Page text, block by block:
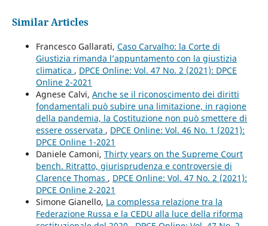
Similar Articles
Francesco Gallarati, Caso Carvalho: la Corte di
Giustizia rimanda l’appuntamento con la giustizia
climatica , DPCE Online: Vol. 47 No. 2 (2021): DPCE
Online 2-2021
Agnese Calvi, Anche se il riconoscimento dei diritti
fondamentali può subire una limitazione, in ragione
della pandemia, la Costituzione non può smettere di
essere osservata , DPCE Online: Vol. 46 No. 1 (2021):
DPCE Online 1-2021
Daniele Camoni, Thirty years on the Supreme Court
bench. Ritratto, giurisprudenza e controversie di
Clarence Thomas , DPCE Online: Vol. 47 No. 2 (2021):
DPCE Online 2-2021
Simone Gianello, La complessa relazione tra la
Federazione Russa e la CEDU alla luce della riforma